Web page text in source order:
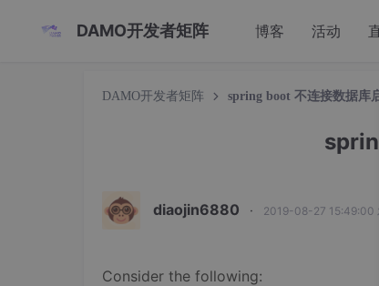
DAMO开发者矩阵 博客 活动
DAMO开发者矩阵 spring boot 不连接数据库
diaojin6880 · 2019-08-27 15:49:00
Consider the following: